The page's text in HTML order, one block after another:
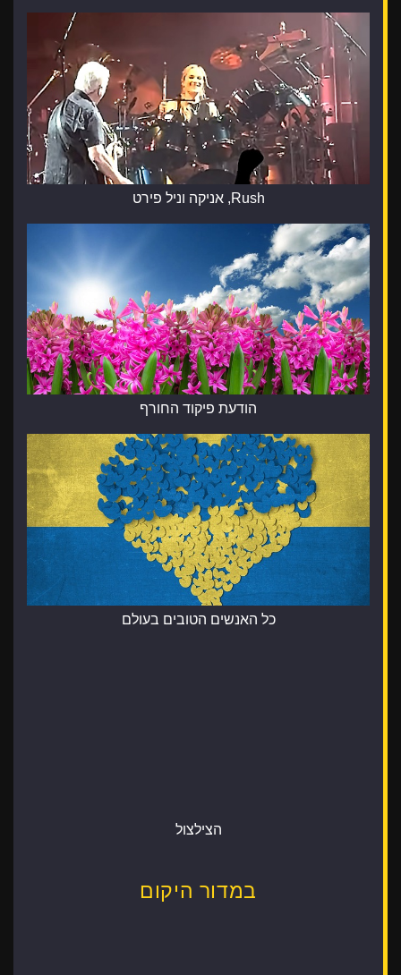
Rush, אניקה וניל פירט
הודעת פיקוד החורף
כל האנשים הטובים בעולם
הצילצול
במדור היקום